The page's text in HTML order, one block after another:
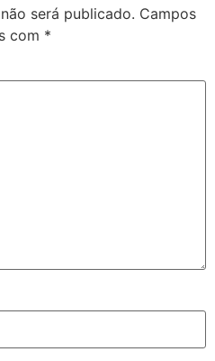
será publicado. Campos
com *